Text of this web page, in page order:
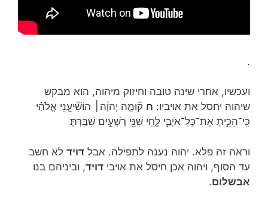
.
ועכשיו, אחרי שינה טובה וחיזוק מיהוה, הוא מבקש
שיהוה יחסל את אויביו: ח ק֘וּמָ֤ה יְהוָ֨ה׀ הוֹשִׁ֘יעֵ֤נִי אֱלֹהַ֗י
כִּֽי־הִכִּ֣יתָ אֶת־כָּל־אֹיְבַ֣י לֶ֑חִי שִׁנֵּ֖י רְשָׁעִ֣ים שִׁבַּֽרְתָּ׃
וראה זה פלא. יהוה נענה לתפילה. אבל דויד לא חשב
עד הסוף, ויהוה אכן חיסל את אויבי דויד, וביניהם בנו
אבשלום.